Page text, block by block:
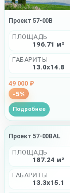
Проект 57-00B
ПЛОЩАДЬ
196.71 м²
ГАБАРИТЫ
13.0x14.8
49 000 ₽
-5%
Подробнее
Проект 57-00BAL
ПЛОЩАДЬ
187.24 м²
ГАБАРИТЫ
13.3x15.1